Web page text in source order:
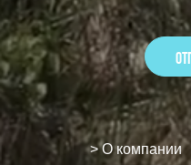
> О компании